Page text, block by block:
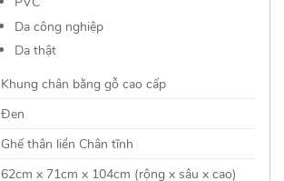
Da công nghiệp
Da thật
Khung chân bằng gỗ cao cấp
Đen
Ghế thân liền Chân tĩnh
62cm x 71cm x 104cm (rộng x sâu x cao)